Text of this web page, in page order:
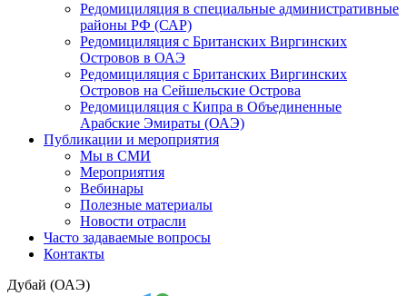
Редомициляция в специальные административные
районы РФ (САР)
Редомициляция с Британских Виргинских
Островов в ОАЭ
Редомициляция с Британских Виргинских
Островов на Сейшельские Острова
Редомициляция с Кипра в Объединенные
Арабские Эмираты (ОАЭ)
Публикации и мероприятия
Мы в СМИ
Мероприятия
Вебинары
Полезные материалы
Новости отрасли
Часто задаваемые вопросы
Контакты
Дубай (ОАЭ)